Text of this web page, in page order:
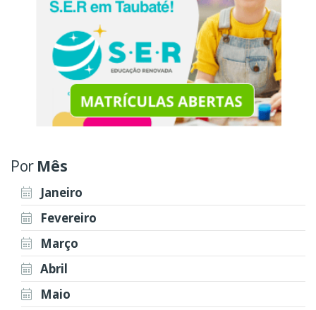
Por Mês
Janeiro
Fevereiro
Março
Abril
Maio